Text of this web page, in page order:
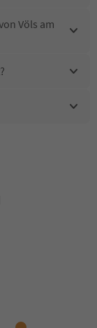
Völs am
Hof